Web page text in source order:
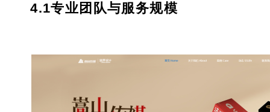
4.1专业团队与服务规模